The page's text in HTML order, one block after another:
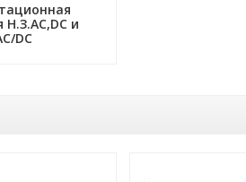
Н.З.АC,DC и
DC